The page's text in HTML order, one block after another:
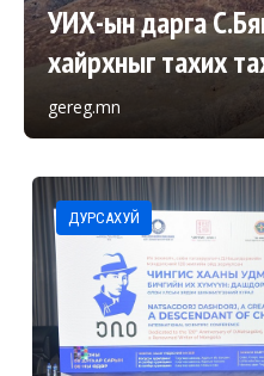
УИХ-ын дарга
хайрхныг тахих
gereg.mn
ДУРСАХУЙ